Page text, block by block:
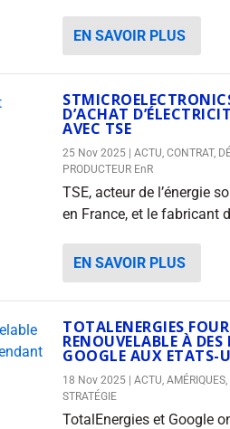
EN SAVOIR PLUS
D’ACHAT
AVEC TSE
25 Nov 2025 ACTU, CONTRAT,
PRODUCTEUR EnR
TSE, acteur de l’énergie
en France, et le fabricant
EN SAVOIR PLUS
TOTALENERGIES
RENOUVELABLE À
GOOGLE AUX ETATS-
18 Nov 2025 ACTU, AMÉRIQUES,
STRATÉGIE
TotalEnergies et Google